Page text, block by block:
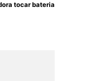
tocar bateria